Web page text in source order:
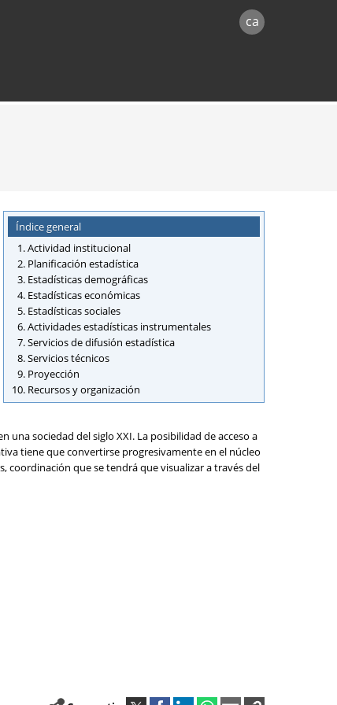
ca
Índice general
Actividad institucional
Planificación estadística
Estadísticas demográficas
Estadísticas económicas
Estadísticas sociales
Actividades estadísticas instrumentales
Servicios de difusión estadística
Servicios técnicos
Proyección
Recursos y organización
una sociedad del siglo XXI. La posibilidad de acceso a
tiene que convertirse progresivamente en el núcleo
que se tendrá que visualizar a través del